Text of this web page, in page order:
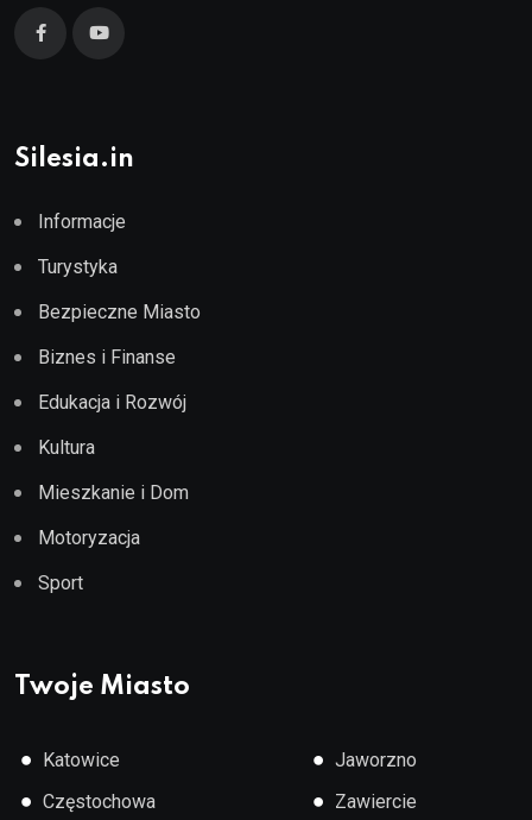
Silesia.in
Informacje
Turystyka
Bezpieczne Miasto
Biznes i Finanse
Edukacja i Rozwój
Kultura
Mieszkanie i Dom
Motoryzacja
Sport
Twoje Miasto
● Katowice
● Częstochowa
● Jaworzno
● Zawiercie